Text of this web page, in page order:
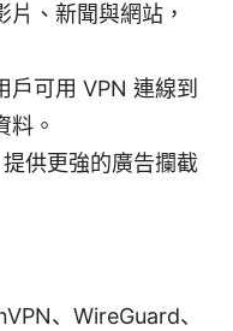
、新聞與網站，
戶可用 VPN 連線到
料。
供更強的廣告攔截
、WireGuard、